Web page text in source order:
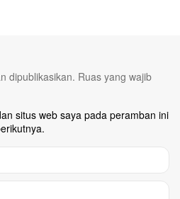
dipublikasikan. Ruas yang wajib
situs web saya pada peramban ini